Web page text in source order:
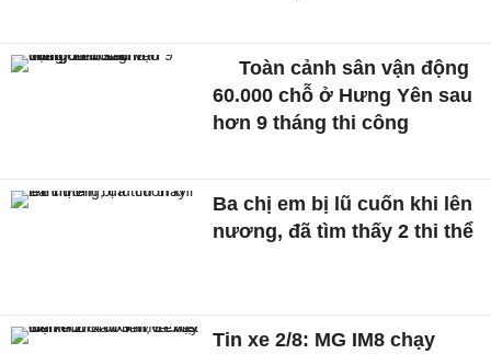
Toàn cảnh sân vận động
60.000 chỗ ở Hưng Yên sau
hơn 9 tháng thi công
Ba chị em bị lũ cuốn khi lên
nương, đã tìm thấy 2 thi thể
Tin xe 2/8: MG IM8 chạy